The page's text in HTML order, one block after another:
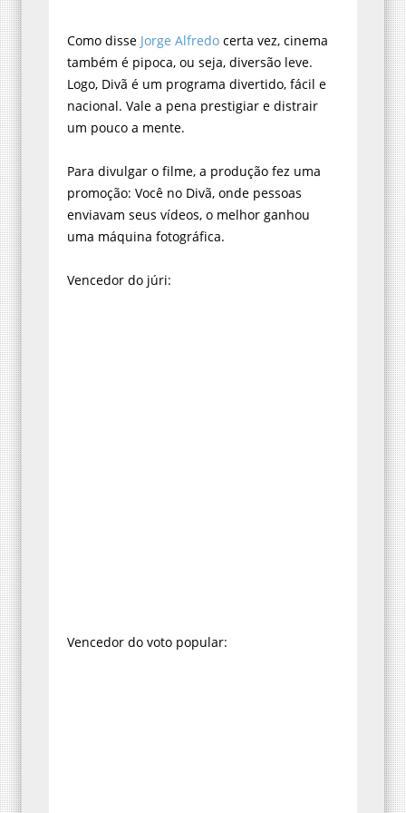
Como disse Jorge Alfredo certa vez, cinema
também é pipoca, ou seja, diversão leve.
Logo, Divã é um programa divertido, fácil e
nacional. Vale a pena prestigiar e distrair
um pouco a mente.
Para divulgar o filme, a produção fez uma
promoção: Você no Divã, onde pessoas
enviavam seus vídeos, o melhor ganhou
uma máquina fotográfica.
Vencedor do júri:
Vencedor do voto popular: